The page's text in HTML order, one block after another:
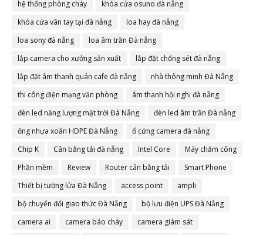
hệ thống phòng cháy
khóa cửa osuno đà nẵng
khóa cửa vân tay tại đà nẵng
loa hay đà nẵng
loa sony đà nẵng
loa âm trần Đà nẵng
lắp camera cho xưởng sản xuất
lắp đặt chống sét đà nẵng
lắp đặt âm thanh quán cafe đà nẵng
nhà thông minh Đà Nẵng
thi công điện mạng văn phòng
âm thanh hội nghị đà nẵng
đèn led năng lượng mặt trời Đà Nẵng
đèn led âm trần Đà nẵng
ống nhựa xoắn HDPE Đà Nẵng
ổ cứng camera đà nẵng
Chip K
Cân bằng tải đà nẵng Intel Core
Máy chấm công
Phần mềm
Review Router cân bằng tải
Smart Phone
Thiết bị tường lửa Đà Nẵng
access point
ampli
bộ chuyển đổi giao thức Đà Nẵng
bộ lưu điện UPS Đà Nẵng
camera ai
camera báo cháy
camera giám sát